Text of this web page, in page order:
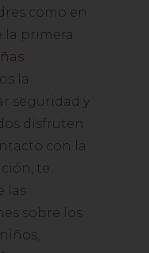
como en
la primera
la
seguridad y
disfruten
con la
te
las
sobre los